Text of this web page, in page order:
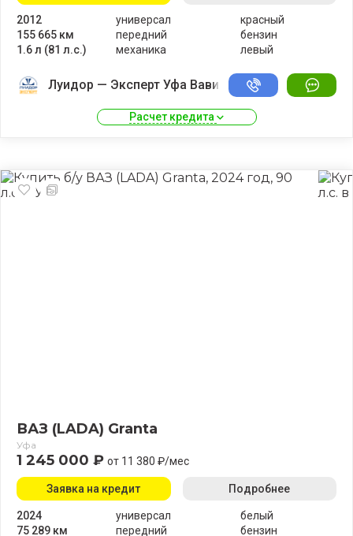
2012
155 665 км
1.6 л (81 л.с.)
универсал
передний
механика
красный
бензин
левый
Луидор — Эксперт Уфа Вавилово
Расчет кредита
ВАЗ (LADA) Granta
Уфа
1 245 000 ₽ от 11 380 ₽/мес
2024
75 289 км
универсал
передний
белый
бензин
Заявка на кредит Подробнее